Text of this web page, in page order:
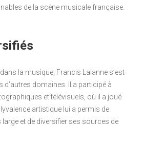
de la scène musicale française.
la musique, Francis Lalanne s’est
d’autres domaines. Il a participé à
et télévisuels, où il a joué
artistique lui a permis de
et de diversifier ses sources de